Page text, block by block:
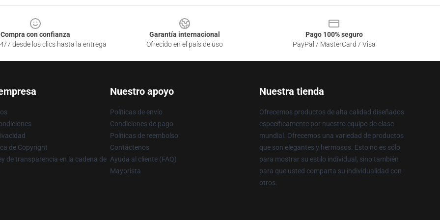
Compra con confianza
7 desde los clics hasta la entrega
Garantía internacional
Ofrecido en el país de uso
Pago 100% seguro
PayPal / MasterCard / Visa
de Copyright
de transparencia en la cadena de
Nuestro apoyo
Políticas de envío
Condiciones de pago
Políticas de reembolso
Contáctenos
Ayuda al cliente (FAQ)
Mayorista
Nuestra tienda
Ofrecemos productos de alta calidad diseñados
específicamente por nuestro equipo de clase
mundial. Ofrecemos una variedad de productos
que son elegantes y hermosos. Esto no es sólo
para mostrar su estilo individual, sino también
para que usted comparta su individualidad con
otros.